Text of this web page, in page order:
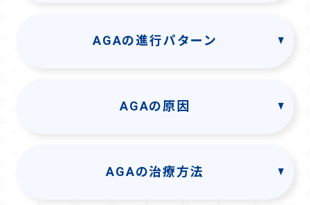
AGAの進行パターン
AGAの原因
AGAの治療方法